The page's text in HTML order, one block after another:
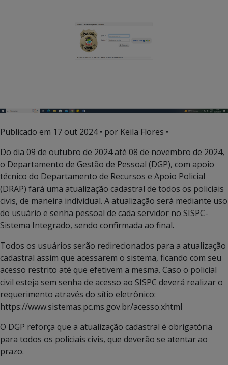
Publicado em 17 out 2024• por Keila Flores •
Do dia 09 de outubro de 2024 até 08 de novembro de 2024,
o Departamento de Gestão de Pessoal (DGP), com apoio
técnico do Departamento de Recursos e Apoio Policial
(DRAP) fará uma atualização cadastral de todos os policiais
civis, de maneira individual. A atualização será mediante uso
do usuário e senha pessoal de cada servidor no SISPC-
Sistema Integrado, sendo confirmada ao final.
Todos os usuários serão redirecionados para a atualização
cadastral assim que acessarem o sistema, ficando com seu
acesso restrito até que efetivem a mesma. Caso o policial
civil esteja sem senha de acesso ao SISPC deverá realizar o
requerimento através do sítio eletrônico:
https://www.sistemas.pc.ms.gov.br/acesso.xhtml
O DGP reforça que a atualização cadastral é obrigatória
para todos os policiais civis, que deverão se atentar ao
prazo.